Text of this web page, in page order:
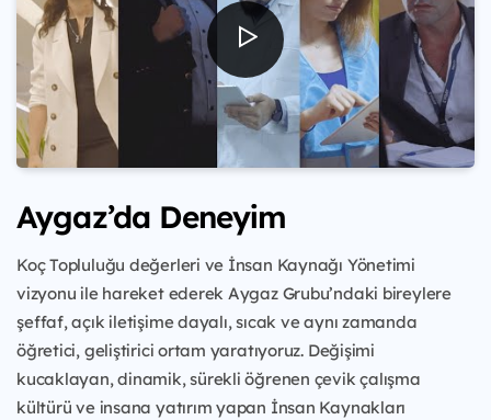
Aygaz’da Deneyim
Koç Topluluğu değerleri ve İnsan Kaynağı Yönetimi
vizyonu ile hareket ederek Aygaz Grubu’ndaki bireylere
şeffaf, açık iletişime dayalı, sıcak ve aynı zamanda
öğretici, geliştirici ortam yaratıyoruz. Değişimi
kucaklayan, dinamik, sürekli öğrenen çevik çalışma
kültürü ve insana yatırım yapan İnsan Kaynakları